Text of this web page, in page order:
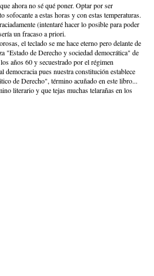
ahora no sé qué poner. Optar por ser
a estas horas y con estas temperaturas.
(intentaré hacer lo posible para poder
un fracaso a priori.
el teclado se me hace eterno pero delante de
"Estado de Derecho y sociedad democrática" de
años 60 y secuestrado por el régimen
democracia pues nuestra constitución establece
de Derecho", término acuñado en este libro...
literario y que tejas muchas telarañas en los